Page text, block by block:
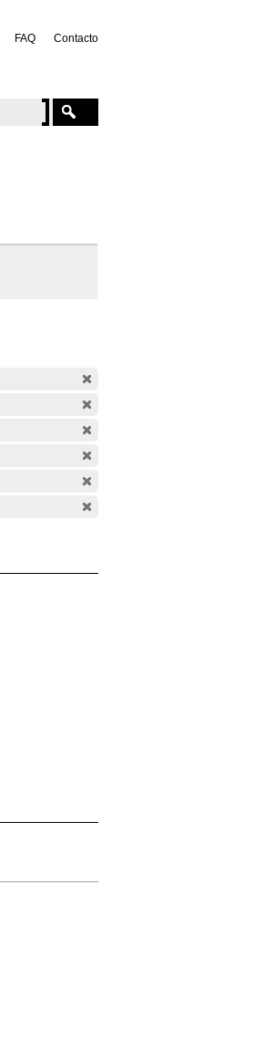
FAQ Contacto